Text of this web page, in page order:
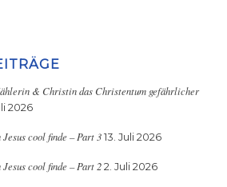
& Christin das Christentum gefährlicher
2026
cool finde – Part 3 13. Juli 2026
cool finde – Part 2 2. Juli 2026